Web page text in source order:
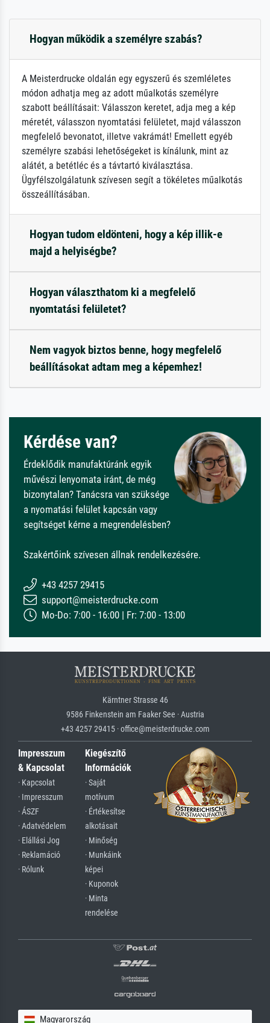
Hogyan működik a személyre szabás?
A Meisterdrucke oldalán egy egyszerű és szemléletes
módon adhatja meg az adott műalkotás személyre
szabott beállításait: Válasszon keretet, adja meg a kép
méretét, válasszon nyomtatási felületet, majd válasszon
megfelelő bevonatot, illetve vakrámát! Emellett egyéb
személyre szabási lehetőségeket is kínálunk, mint az
alátét, a betétléc és a távtartó kiválasztása.
Ügyfélszolgálatunk szívesen segít a tökéletes műalkotás
összeállításában.
Hogyan tudom eldönteni, hogy a kép illik-e
majd a helyiségbe?
Hogyan választhatom ki a megfelelő
nyomtatási felületet?
Nem vagyok biztos benne, hogy megfelelő
beállításokat adtam meg a képemhez!
Kérdése van?
Érdeklődik manufaktúránk egyik
művészi lenyomata iránt, de még
bizonytalan? Tanácsra van szüksége
a nyomatási felület kapcsán vagy
segítséget kérne a megrendelésben?
Szakértőink szívesen állnak rendelkezésére.
+43 4257 29415
support@meisterdrucke.com
Mo-Do: 7:00 - 16:00 | Fr: 7:00 - 13:00
Kärntner Strasse 46
9586 Finkenstein am Faaker See · Austria
+43 4257 29415 · office@meisterdrucke.com
Impresszum
& Kapcsolat
· Kapcsolat
· Impresszum
· ÁSZF
· Adatvédelem
· Elállási Jog
· Reklamáció
· Rólunk
Kiegészítő
Információk
· Saját
motívum
· Értékesítse
alkotásait
· Minőség
· Munkáink
képei
· Kuponok
· Minta
rendelése
Magyarország